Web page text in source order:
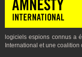
logiciels espions connus a
International et une